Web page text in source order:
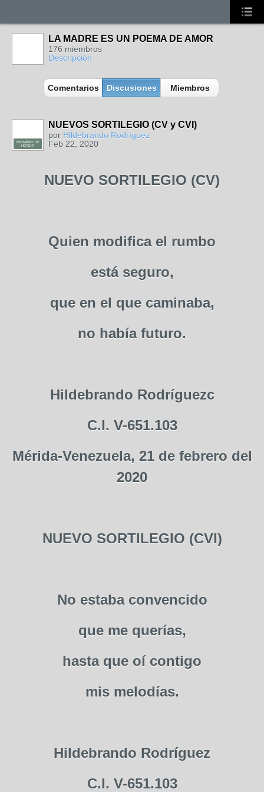
LA MADRE ES UN POEMA DE AMOR
176 miembros
Descripción
Comentarios Discusiones Miembros
MIEMBRO DE
HONOR
NUEVOS SORTILEGIO (CV y CVI)
por Hildebrando Rodríguez
Feb 22, 2020
NUEVO SORTILEGIO (CV)
Quien modifica el rumbo
está seguro,
que en el que caminaba,
no había futuro.
Hildebrando Rodríguezc
C.I. V-651.103
Mérida-Venezuela, 21 de febrero del
2020
NUEVO SORTILEGIO (CVI)
No estaba convencido
que me querías,
hasta que oí contigo
mis melodías.
Hildebrando Rodríguez
C.I. V-651.103